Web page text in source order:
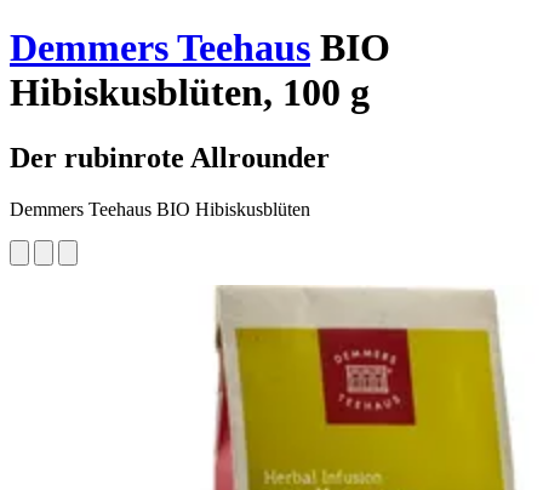
Demmers Teehaus BIO
Hibiskusblüten, 100 g
Der rubinrote Allrounder
Demmers Teehaus BIO Hibiskusblüten